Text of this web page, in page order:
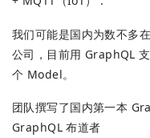
我们可能是国内为数不多
公司，目前用 GraphQL
个 Model。
团队撰写了国内第一本
GraphQL 布道者